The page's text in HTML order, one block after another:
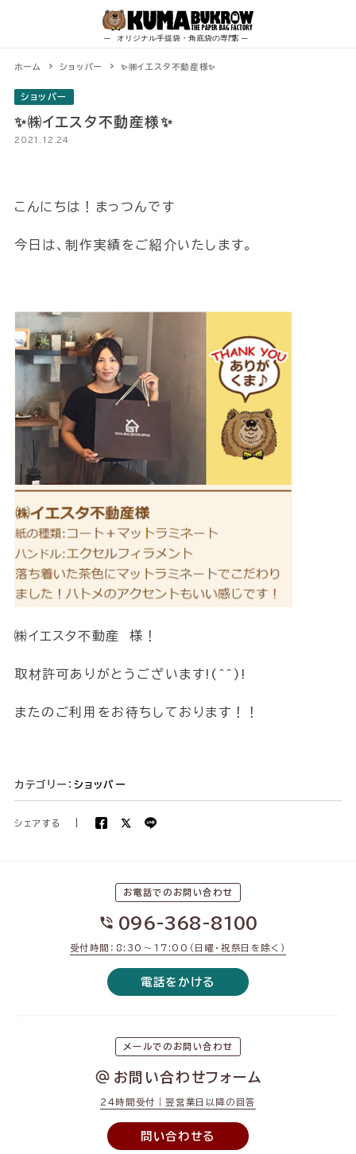
ホーム ショッパー ✨㈱イエスタ不動産様✨
ショッパー
✨㈱イエスタ不動産様✨
2021.12.24
こんにちは！まっつんです
今日は、制作実績をご紹介いたします。
㈱イエスタ不動産 様！
取材許可ありがとうございます!(^^)!
またのご利用をお待ちしております！！
カテゴリー： ショッパー
シェアする
お電話でのお問い合わせ
096-368-8100
受付時間：8:30〜17:00（日曜・祝祭日を除く）
電話をかける
メールでのお問い合わせ
お問い合わせフォーム
24時間受付｜翌営業日以降の回答
問い合わせる